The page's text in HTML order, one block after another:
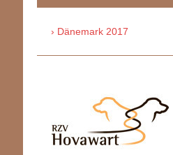
Dänemark 2017